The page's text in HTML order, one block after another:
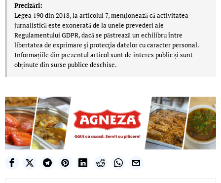
Precizări:
Legea 190 din 2018, la articolul 7, menţionează că activitatea
jurnalistică este exonerată de la unele prevederi ale
Regulamentului GDPR, dacă se păstrează un echilibru între
libertatea de exprimare şi protecţia datelor cu caracter personal.
Informațiile din prezentul articol sunt de interes public și sunt
obținute din surse publice deschise.